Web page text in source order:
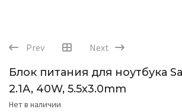
Prev Next
Блок питания для ноутбука
2.1A, 40W, 5.5х3.0mm
Нет в наличии